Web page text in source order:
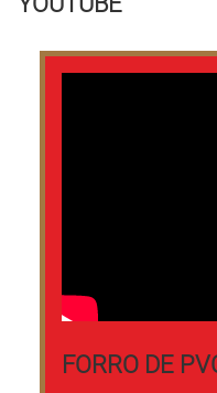
Madeiras de
nobr.
FORRO DE